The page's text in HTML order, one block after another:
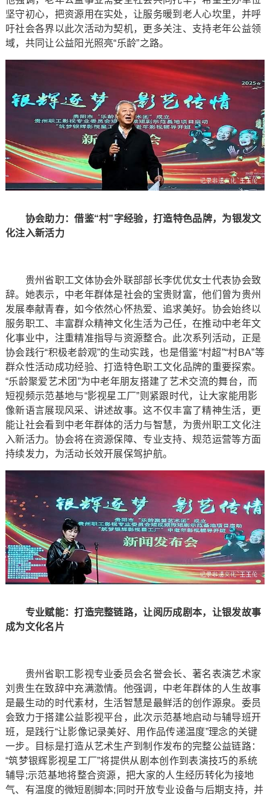
坚守初心，把资源用在实处，让服务暖到老人心坎里，并呼
吁社会各界以此次活动为契机，更多关注、支持老年公益领
域，共同让公益阳光照亮“乐龄”之路。
协会助力：借鉴“村”字经验，打造特色品牌，为银发文
化注入新活力
贵州省职工文体协会外联部部长李优优女士代表协会致
辞。她表示，中老年群体是社会的宝贵财富，他们曾为贵州
发展奉献青春，如今依然心怀热爱、追求美好。协会始终以
服务职工、丰富群众精神文化生活为己任，在推动中老年文
化事业中，注重精准指导与资源整合。此次系列活动，正是
协会践行“积极老龄观”的生动实践，也是借鉴“村超”“村BA”等
群众性活动成功经验、打造特色职工文化品牌的重要探索。
“乐龄聚爱艺术团”为中老年朋友搭建了艺术交流的舞台，而
短视频示范基地与“影视星工厂”则紧跟时代，让大家能用影
像新语言展现风采、讲述故事。这不仅丰富了精神生活，更
能让社会看到中老年群体的活力与智慧，为贵州职工文化注
入新活力。协会将在资源保障、专业支持、规范运营等方面
持续发力，为活动长效开展保驾护航。
专业赋能：打造完整链路，让阅历成剧本，让银发故事
成为文化名片
贵州省职工影视专业委员会名誉会长、著名表演艺术家
刘贵生在致辞中充满激情。他强调，中老年群体的人生故事
是最生动的时代素材，生活智慧是最鲜活的创作源泉。委员
会致力于搭建公益影视平台，此次示范基地启动与辅导班开
班，是践行“让影像记录美好、用作品传递温度”理念的关键
一步。目标是打造从艺术生产到制作发布的完整公益链路：
“筑梦银辉影视星工厂”将提供从剧本创作到表演技巧的系统
辅导;示范基地将整合资源，把大家的人生经历转化为接地
气、有温度的微短剧脚本;同时开放专业设备与后期支持，并